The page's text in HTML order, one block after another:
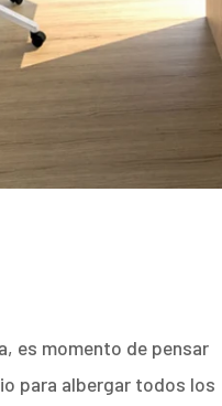
es momento de pensar
para albergar todos los